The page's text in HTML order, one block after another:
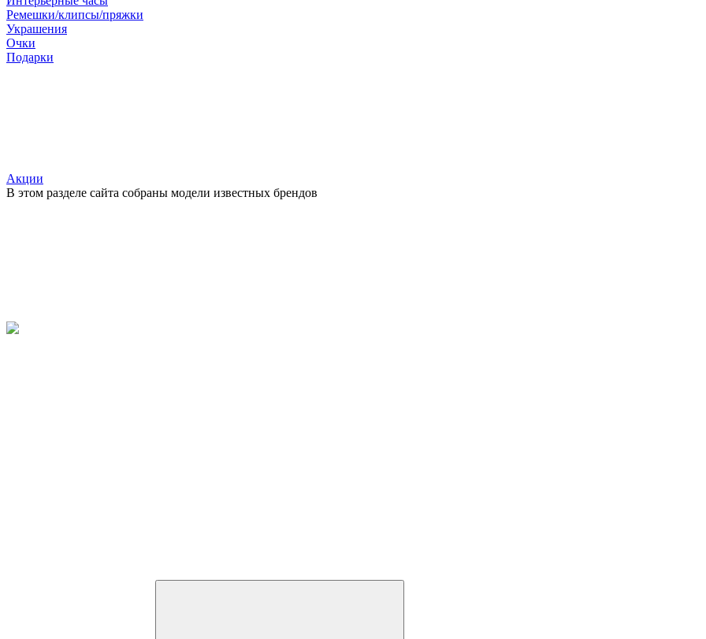
Ремешки/клипсы/пряжки
Украшения
Очки
Подарки
Акции
В этом разделе сайта собраны модели известных брендов